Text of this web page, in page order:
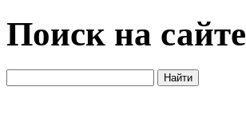
Поиск на сайте